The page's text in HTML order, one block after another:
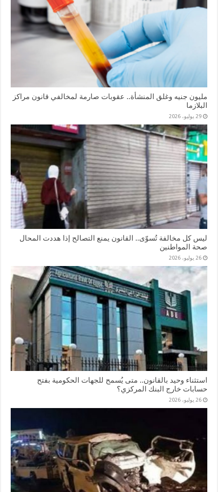
مليون جنيه وغلق المنشأة.. عقوبات صارمة لمخالفي قانون مراكز
البلازما
29 يوليو، 2026
ليس كل مخالفة تُسوّى.. القانون يمنع التصالح إذا هددت المحال
صحة المواطنين
26 يوليو، 2026
استثناء وحيد بالقانون.. متى يُسمح للجهات الحكومية بفتح
حسابات خارج البنك المركزي؟
26 يوليو، 2026